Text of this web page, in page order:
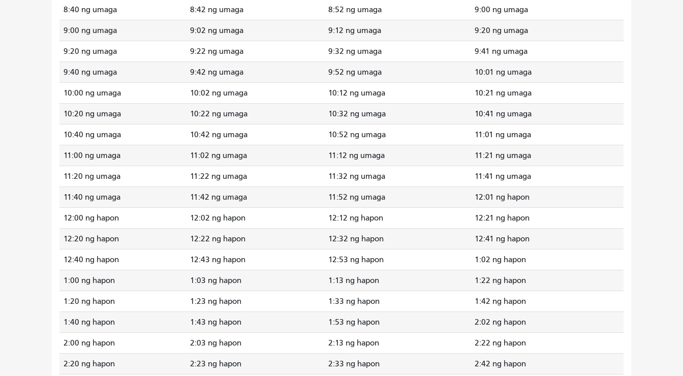
8:40 ng umaga 8:42 ng umaga 8:52 ng umaga 9:00 ng umaga
9:00 ng umaga 9:02 ng umaga 9:12 ng umaga 9:20 ng umaga
9:20 ng umaga 9:22 ng umaga 9:32 ng umaga 9:41 ng umaga
9:40 ng umaga 9:42 ng umaga 9:52 ng umaga 10:01 ng umaga
10:00 ng umaga 10:02 ng umaga 10:12 ng umaga 10:21 ng umaga
10:20 ng umaga 10:22 ng umaga 10:32 ng umaga 10:41 ng umaga
10:40 ng umaga 10:42 ng umaga 10:52 ng umaga 11:01 ng umaga
11:00 ng umaga 11:02 ng umaga 11:12 ng umaga 11:21 ng umaga
11:20 ng umaga 11:22 ng umaga 11:32 ng umaga 11:41 ng umaga
11:40 ng umaga 11:42 ng umaga 11:52 ng umaga 12:01 ng hapon
12:00 ng hapon 12:02 ng hapon 12:12 ng hapon 12:21 ng hapon
12:20 ng hapon 12:22 ng hapon 12:32 ng hapon 12:41 ng hapon
12:40 ng hapon 12:43 ng hapon 12:53 ng hapon 1:02 ng hapon
1:00 ng hapon 1:03 ng hapon 1:13 ng hapon 1:22 ng hapon
1:20 ng hapon 1:23 ng hapon 1:33 ng hapon 1:42 ng hapon
1:40 ng hapon 1:43 ng hapon 1:53 ng hapon 2:02 ng hapon
2:00 ng hapon 2:03 ng hapon 2:13 ng hapon 2:22 ng hapon
2:20 ng hapon 2:23 ng hapon 2:33 ng hapon 2:42 ng hapon